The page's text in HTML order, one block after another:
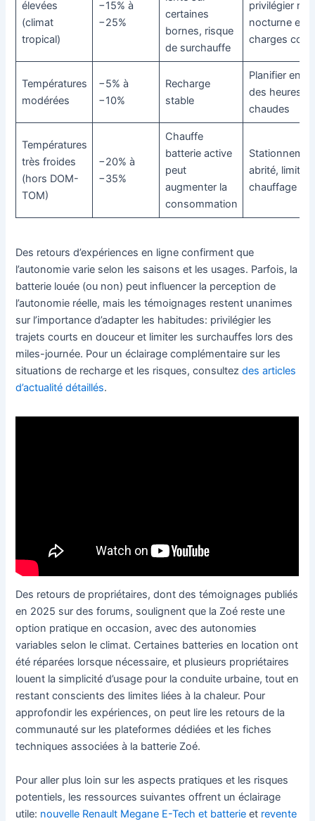
élevées
(climat
tropical)
−15% à
−25%
certaines
bornes, risque
de surchauffe
privilégier
nocturne et
charges
Températures
modérées
−5% à
−10%
Recharge
stable
Planifier en
des heures
chaudes
Températures
très froides
(hors DOM-
TOM)
−20% à
−35%
Chauffe
batterie active
peut
augmenter la
consommation
abrité, limiter
chauffage en
Des retours d’expériences en ligne confirment que
l’autonomie varie selon les saisons et les usages. Parfois, la
batterie louée (ou non) peut influencer la perception de
l’autonomie réelle, mais les témoignages restent unanimes
sur l’importance d’adapter les habitudes: privilégier les
trajets courts en douceur et limiter les surchauffes lors des
miles-journée. Pour un éclairage complémentaire sur les
situations de recharge et les risques, consultezdes articles
d’actualité détaillés.
Des retours de propriétaires, dont des témoignages publiés
en 2025 sur des forums, soulignent que la Zoé reste une
option pratique en occasion, avec des autonomies
variables selon le climat. Certaines batteries en location ont
été réparées lorsque nécessaire, et plusieurs propriétaires
louent la simplicité d’usage pour la conduite urbaine, tout en
restant conscients des limites liées à la chaleur. Pour
approfondir les expériences, on peut lire les retours de la
communauté sur les plateformes dédiées et les fiches
techniques associées à la batterie Zoé.
Pour aller plus loin sur les aspects pratiques et les risques
potentiels, les ressources suivantes offrent un éclairage
utile: nouvelle Renault Megane E-Tech et batterie et revente